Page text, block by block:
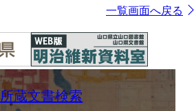
一覧画面へ戻る
所蔵文書検索